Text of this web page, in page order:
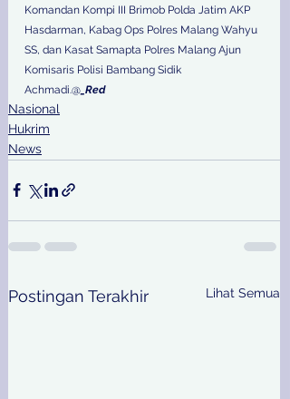
Komandan Kompi III Brimob Polda Jatim AKP
Hasdarman, Kabag Ops Polres Malang Wahyu
SS, dan Kasat Samapta Polres Malang Ajun
Komisaris Polisi Bambang Sidik
Achmadi.@ _Red
Nasional
Hukrim
News
Postingan Terakhir Lihat Semua